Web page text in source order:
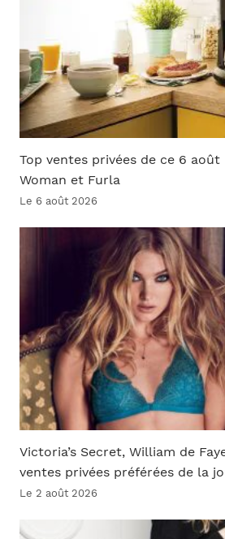
Top ventes privées de ce 6 août
Woman et Furla
Le 6 août 2026
Victoria’s Secret, William de
ventes privées préférées de la
Le 2 août 2026